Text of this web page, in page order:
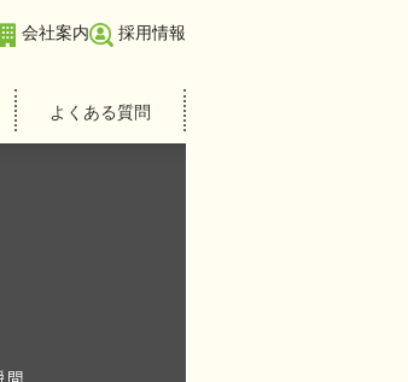
会社案内 採用情報
よくある質問